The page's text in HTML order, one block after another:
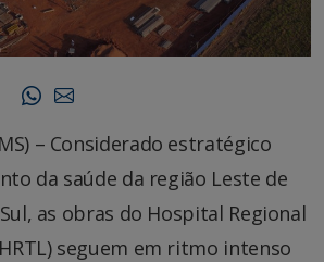
– Considerado estratégico
da saúde da região Leste de
as obras do Hospital Regional
seguem em ritmo intenso